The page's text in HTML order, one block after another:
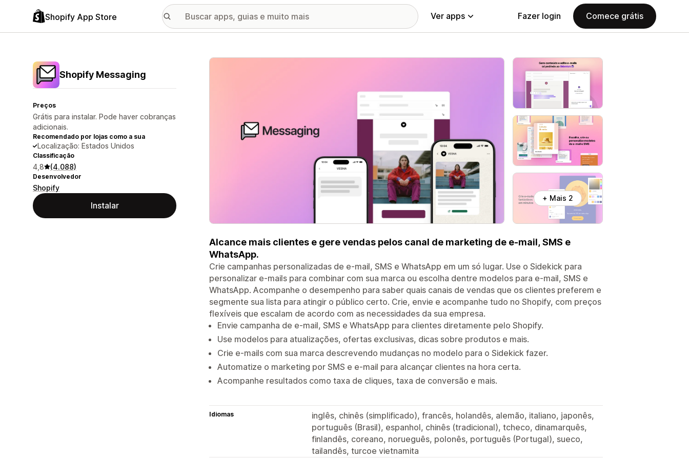
Shopify App Store Ver apps Fazer login Comece grátis
Shopify Messaging
Preços
Grátis para instalar. Pode haver cobranças
adicionais.
Recomendado por lojas como a sua
Localização: Estados Unidos
Classificação
4,8 (4.088)
Desenvolvedor
Shopify
Instalar
Galeria de imagens em destaque
+ Mais 2
Alcance mais clientes e gere vendas pelos canal de marketing de e-mail, SMS e
WhatsApp.
Crie campanhas personalizadas de e-mail, SMS e WhatsApp em um só lugar. Use o Sidekick para
personalizar e-mails para combinar com sua marca ou escolha dentre modelos para e-mail, SMS e
WhatsApp. Acompanhe o desempenho para saber quais canais de vendas que os clientes preferem e
segmente sua lista para atingir o público certo. Crie, envie e acompanhe tudo no Shopify, com preços
flexíveis que escalam de acordo com as necessidades da sua empresa.
Envie campanha de e-mail, SMS e WhatsApp para clientes diretamente pelo Shopify.
Use modelos para atualizações, ofertas exclusivas, dicas sobre produtos e mais.
Crie e-mails com sua marca descrevendo mudanças no modelo para o Sidekick fazer.
Automatize o marketing por SMS e e-mail para alcançar clientes na hora certa.
Acompanhe resultados como taxa de cliques, taxa de conversão e mais.
Idiomas
inglês, chinês (simplificado), francês, holandês, alemão, italiano, japonês,
português (Brasil), espanhol, chinês (tradicional), tcheco, dinamarquês,
finlandês, coreano, norueguês, polonês, português (Portugal), sueco,
tailandês, turcoe vietnamita